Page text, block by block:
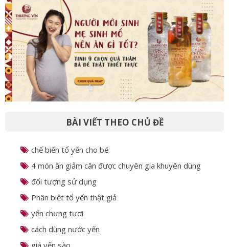
BÀI VIẾT THEO CHỦ ĐỀ
chế biến tổ yến cho bé
4 món ăn giảm cân được chuyên gia khuyên dùng
đối tượng sử dụng
Phân biệt tổ yến thật giả
yến chưng tươi
cách dùng nước yến